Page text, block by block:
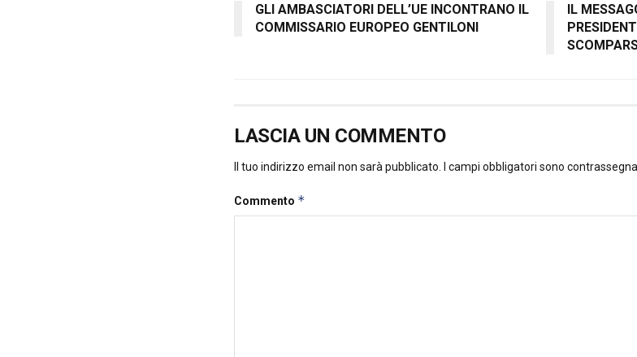
GLI AMBASCIATORI DELL’UE INCONTRANO IL
COMMISSARIO EUROPEO GENTILONI
IL
LASCIA UN COMMENTO
Il tuo indirizzo email non sarà pubblicato. I campi obbligatori sono
Commento *